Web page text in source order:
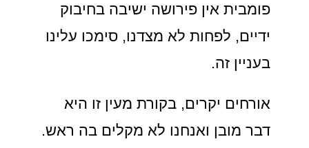
פומבית אין פירושה ישיבה בחיבוק
ידיים, לפחות לא מצדנו, סימכו עלינו
בעניין זה.
אורחים יקרים, בקורת מעין זו היא
דבר מובן ואנחנו לא מקלים בה ראש.